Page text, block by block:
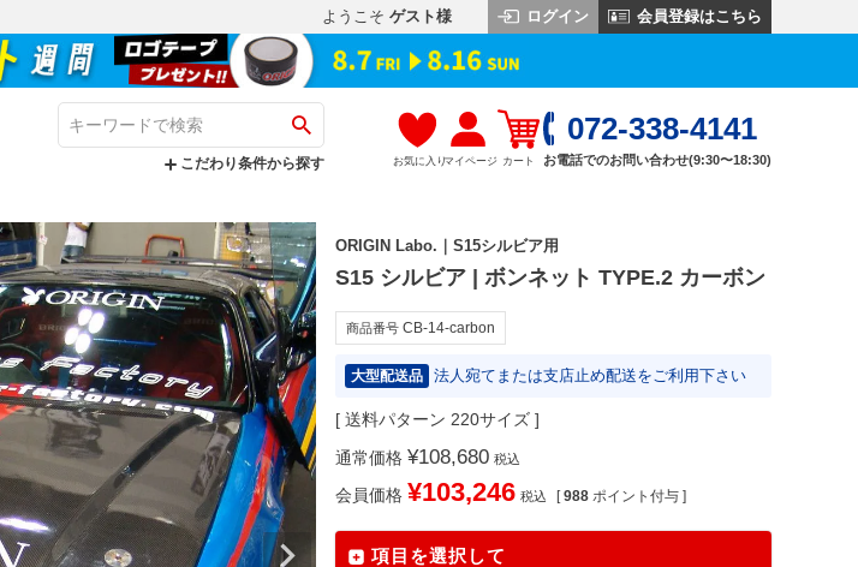
ようこそ ゲスト様 ログイン 会員登録はこちら
こだわり条件から探す お気に入りマイページ カート
072-338-4141
お電話でのお問い合わせ(9:30〜18:30)
ORIGIN Labo.｜S15シルビア用
S15 シルビア | ボンネット TYPE.2 カーボン
商品番号 CB-14-carbon
大型配送品 法人宛てまたは支店止め配送をご利用下さい
送料パターン 220サイズ
通常価格 ¥108,680 税込
会員価格 ¥103,246 税込 [ 988 ポイント付与 ]
項目を選択して